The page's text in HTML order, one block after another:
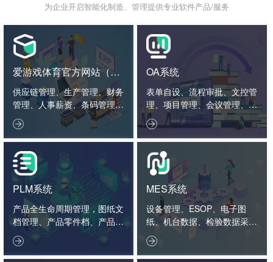
为企业开启智能化制造、管理提供专业软件产品/服务
爱游戏体育官方网站（中
国）股份有限公司
供应链管理、生产管理、财务
管理、人事薪资、条码管理、
智造看板。

OA系统
表单自设、流程审批、文控管
理、项目管理、会议管理、外
勤管理、绩效管理。

PLM系统
产品全生命周期管理，图纸文
档管理、产品零件档、产品结
构、工艺标准、项目管理、2
D3D接口。

MES系统
设备管理、ESOP、电子图
纸、机台数据、检验数据采集
分析。
